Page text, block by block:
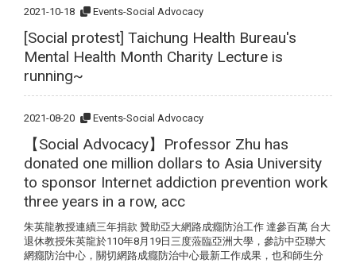
2021-10-18 Events-Social Advocacy
[Social protest] Taichung Health Bureau's
Mental Health Month Charity Lecture is
running~
2021-08-20 Events-Social Advocacy
【Social Advocacy】Professor Zhu has
donated one million dollars to Asia University
to sponsor Internet addiction prevention work
three years in a row, acc
朱英龍教授連續三年捐款 贊助亞大網路成癮防治工作 達參百萬 台大
退休教授朱英龍於110年8月19日三度蒞臨亞洲大學，參訪中亞聯大
網癮防治中心，關切網路成癮防治中心最新工作成果，也和師生分